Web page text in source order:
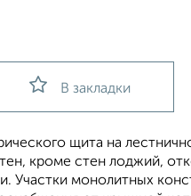
В закладки
щита на
кроме стен лоджий,
монолитных